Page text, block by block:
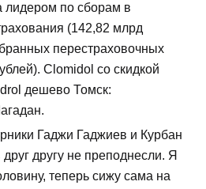
лидером по сборам в
(142,82 млрд
перестраховочных
Clomidol со скидкой
дешево Томск:
Гаджи Гаджиев и Курбан
другу не преподнесли. Я
теперь сижу сама на